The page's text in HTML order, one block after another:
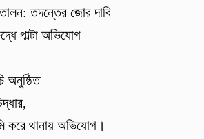
তদন্তের জোর দাবি
পাল্টা অভিযোগ
অনুষ্ঠিত
করে থানায় অভিযোগ।